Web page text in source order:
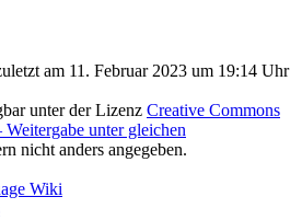
am 11. Februar 2023 um 19:14 Uhr
unter der Lizenz Creative Commons
Weitergabe unter gleichen
nicht anders angegeben.
Wiki